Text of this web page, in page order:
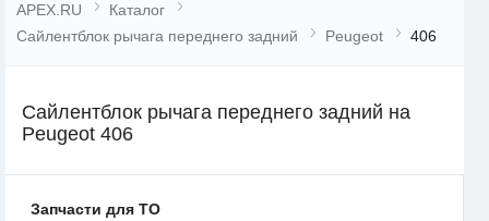
APEX.RU
Каталог
Сайлентблок рычага переднего задний
Peugeot 406
Сайлентблок рычага переднего задний на
Peugeot 406
Запчасти для ТО